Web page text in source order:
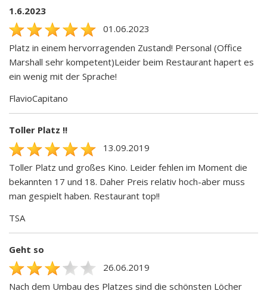
1.6.2023
01.06.2023
Platz in einem hervorragenden Zustand! Personal (Office
Marshall sehr kompetent)Leider beim Restaurant hapert es
ein wenig mit der Sprache!
FlavioCapitano
Toller Platz !!
13.09.2019
Toller Platz und großes Kino. Leider fehlen im Moment die
bekannten 17 und 18. Daher Preis relativ hoch-aber muss
man gespielt haben. Restaurant top!!
TSA
Geht so
26.06.2019
Nach dem Umbau des Platzes sind die schönsten Löcher